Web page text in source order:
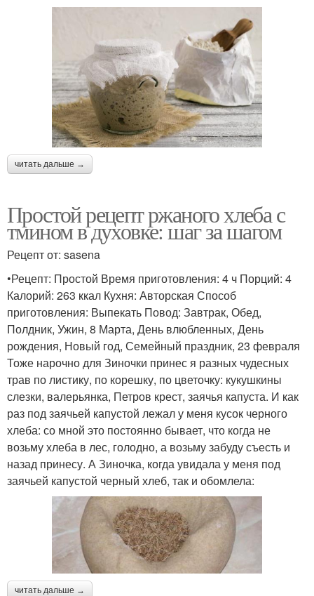
читать дальше →
Простой рецепт ржаного хлеба с
тмином в духовке: шаг за шагом
Рецепт от: sasena
•Рецепт: Простой Время приготовления: 4 ч Порций: 4
Калорий: 263 ккал Кухня: Авторская Способ
приготовления: Выпекать Повод: Завтрак, Обед,
Полдник, Ужин, 8 Марта, День влюбленных, День
рождения, Новый год, Семейный праздник, 23 февраля
Тоже нарочно для Зиночки принес я разных чудесных
трав по листику, по корешку, по цветочку: кукушкины
слезки, валерьянка, Петров крест, заячья капуста. И как
раз под заячьей капустой лежал у меня кусок черного
хлеба: со мной это постоянно бывает, что когда не
возьму хлеба в лес, голодно, а возьму забуду съесть и
назад принесу. А Зиночка, когда увидала у меня под
заячьей капустой черный хлеб, так и обомлела:
читать дальше →